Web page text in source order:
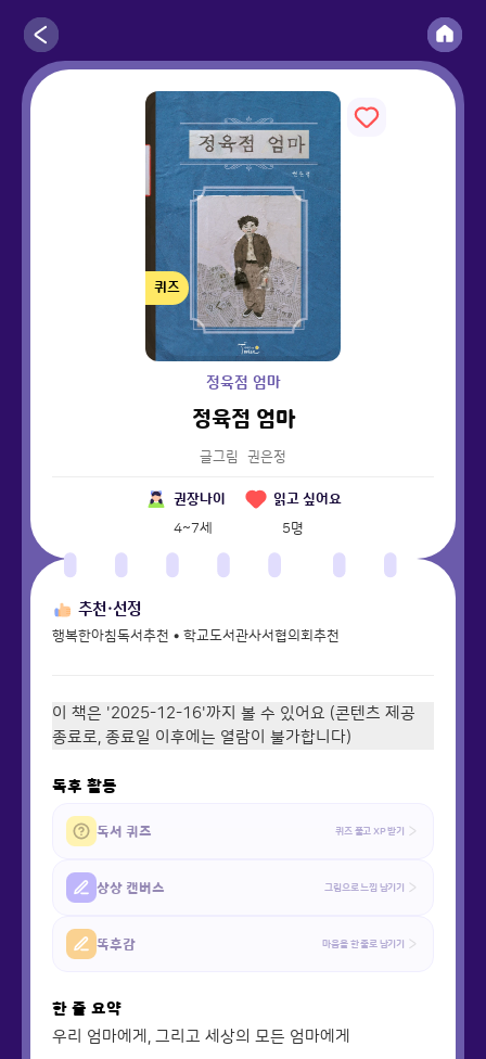
퀴즈
정육점 엄마
정육점 엄마
글그림 권은정
권장나이
4~7세
읽고 싶어요
5명
추천·선정
행복한아침독서추천 • 학교도서관사서협의회추천
이 책은 '2025-12-16'까지 볼 수 있어요 (콘텐츠 제공
종료로, 종료일 이후에는 열람이 불가합니다)
독후 활동
독서 퀴즈 퀴즈 풀고 XP 받기
상상 캔버스 그림으로 느낌 남기기
똑후감 마음을 한 줄로 남기기
한 줄 요약
우리 엄마에게, 그리고 세상의 모든 엄마에게